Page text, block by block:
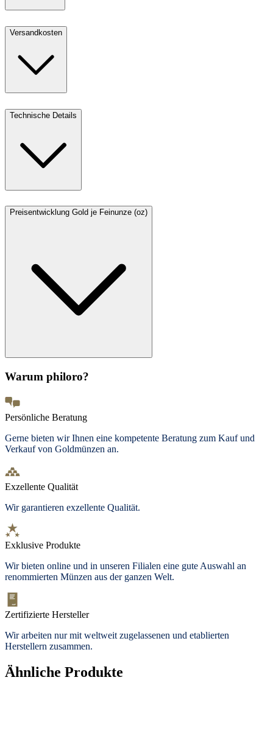
Versandkosten
Technische Details
Preisentwicklung Gold je Feinunze (oz)
Warum philoro?
Persönliche Beratung
Gerne bieten wir Ihnen eine kompetente Beratung zum Kauf und
Verkauf von Goldmünzen an.
Exzellente Qualität
Wir garantieren exzellente Qualität.
Exklusive Produkte
Wir bieten online und in unseren Filialen eine gute Auswahl an
renommierten Münzen aus der ganzen Welt.
Zertifizierte Hersteller
Wir arbeiten nur mit weltweit zugelassenen und etablierten
Herstellern zusammen.
Ähnliche Produkte